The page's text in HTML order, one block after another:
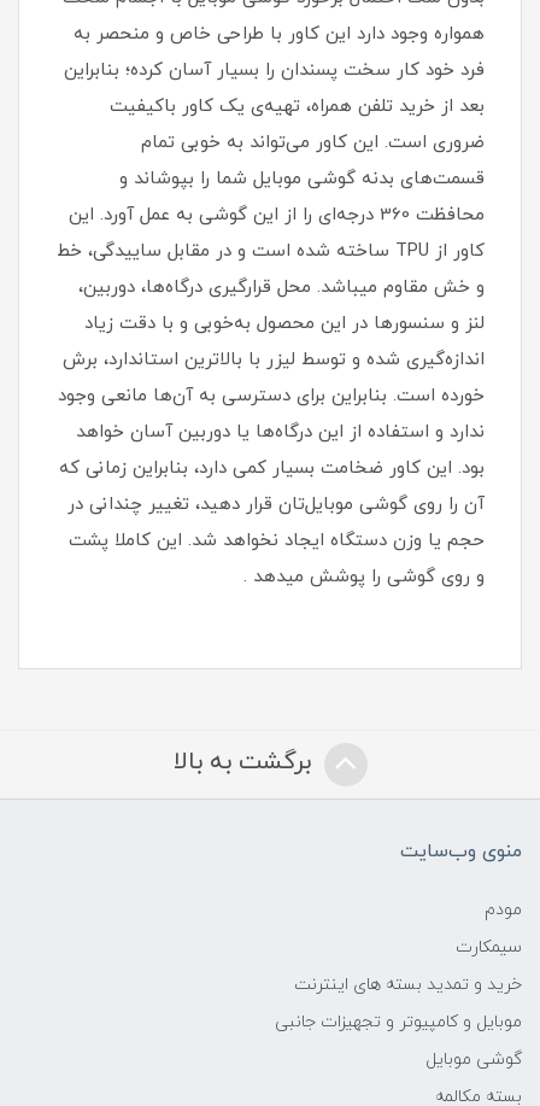
همواره وجود دارد این کاور با طراحی خاص و منحصر به
فرد خود کار سخت پسندان را بسیار آسان کرده؛ بنابراین
بعد از خرید تلفن همراه، تهیه‌ی یک کاور با‌کیفیت
ضروری است‏.‏ این کاور می‌تواند به خوبی تمام
قسمت‌های بدنه گوشی موبایل شما را بپوشاند و
محافظت 360 درجه‌ای را از این گوشی به عمل آورد‏.‏ این
کاور از TPU ساخته شده است و در مقابل ساییدگی، خط
و خش مقاوم میباشد.‏ محل قرارگیری درگاه‌ها، دوربین،
لنز و سنسورها در این محصول به‌خوبی و با دقت زیاد
اندازه‌گیری شده و توسط لیزر با بالاترین استاندارد، برش
خورده است‏.‏ بنابراین برای دسترسی به آن‌ها مانعی وجود
ندارد و استفاده از این درگاه‌ها یا دوربین آسان خواهد
بود‏.‏ این کاور ضخامت بسیار کمی دارد، بنابراین زمانی که
آن را روی گوشی موبایل‌تان قرار دهید، تغییر چندانی در
حجم یا وزن دستگاه ایجاد نخواهد شد‏. این کاملا پشت
و روی گوشی را پوشش میدهد .
برگشت به بالا
منوی وب‌سایت
مودم
سیمکارت
خرید و تمدید بسته های اینترنت
موبایل و کامپیوتر و تجهیزات جانبی
گوشی موبایل
بسته مکالمه